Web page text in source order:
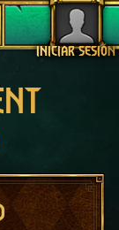
INICIAR SESIÓN